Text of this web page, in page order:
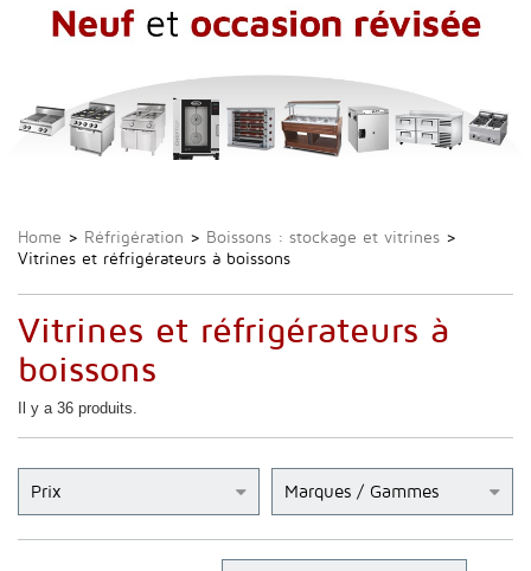
Home > Réfrigération > Boissons : stockage et vitrines >
Vitrines et réfrigérateurs à boissons
Vitrines et réfrigérateurs à
boissons
Il y a 36 produits.
Prix Marques / Gammes